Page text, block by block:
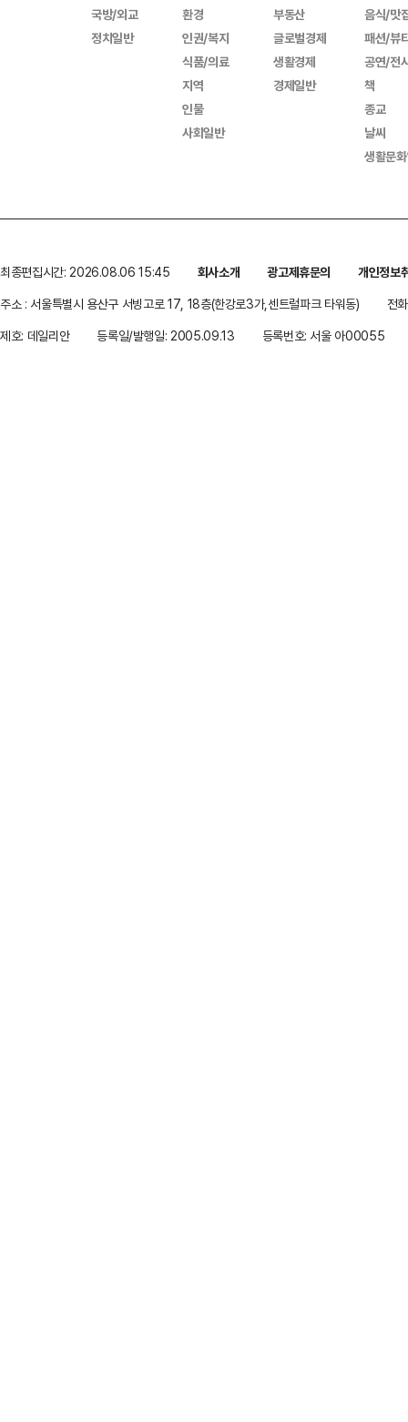
국방/외교
정치일반
환경
인권/복지
식품/의료
지역
인물
사회일반
부동산
글로벌경제
생활경제
경제일반
음식/맛
패션/뷰
공연/전
책
종교
날씨
생활문
최종편집시간: 2026.08.06 15:45 회사소개 광고제휴문의
개인정보
주소 : 서울특별시 용산구 서빙고로 17, 18층(한강로3가,센트럴파크 타워동)
전
제호: 데일리안
등록일/발행일: 2005.09.13 등록번호: 서울 아00055